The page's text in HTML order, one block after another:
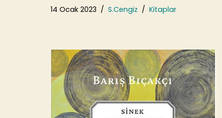
14 Ocak 2023 S.Cengiz Kitaplar